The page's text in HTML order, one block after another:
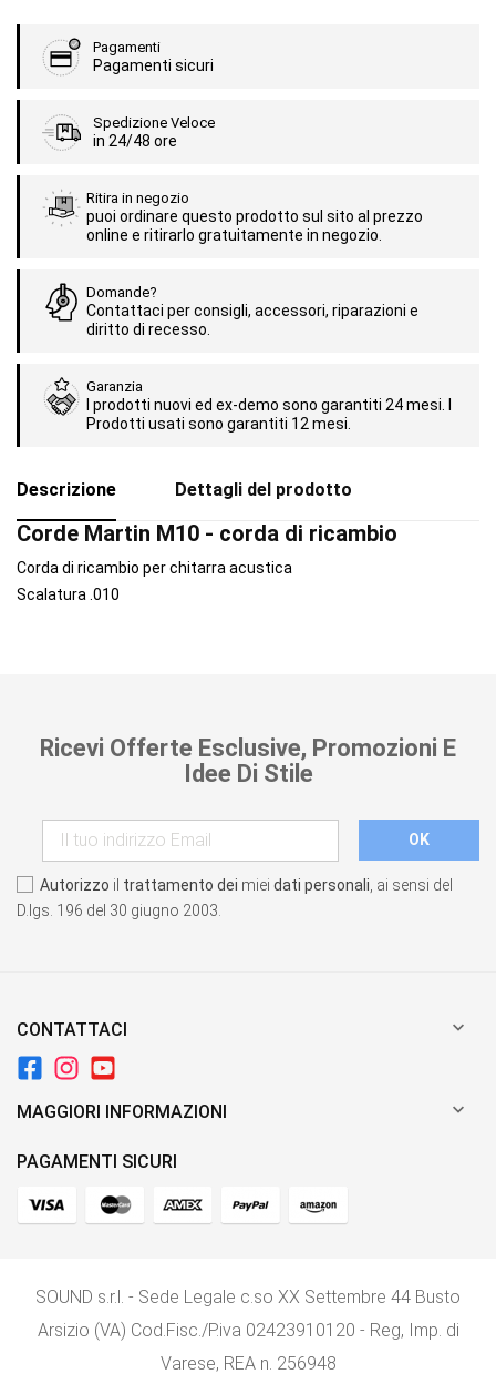
Pagamenti
Pagamenti sicuri
Spedizione Veloce
in 24/48 ore
Ritira in negozio
puoi ordinare questo prodotto sul sito al prezzo
online e ritirarlo gratuitamente in negozio.
Domande?
Contattaci per consigli, accessori, riparazioni e
diritto di recesso.
Garanzia
I prodotti nuovi ed ex-demo sono garantiti 24 mesi. I
Prodotti usati sono garantiti 12 mesi.
Descrizione Dettagli del prodotto
Corde Martin M10 - corda di ricambio
Corda di ricambio per chitarra acustica
Scalatura .010
Ricevi Offerte Esclusive, Promozioni E
Idee Di Stile
Autorizzo il trattamento dei miei dati personali , ai sensi del
D.lgs. 196 del 30 giugno 2003.
CONTATTACI 
MAGGIORI INFORMAZIONI 
PAGAMENTI SICURI
SOUND s.r.l. - Sede Legale c.so XX Settembre 44 Busto
Arsizio (VA) Cod.Fisc./P.iva 02423910120 - Reg, Imp. di
Varese, REA n. 256948